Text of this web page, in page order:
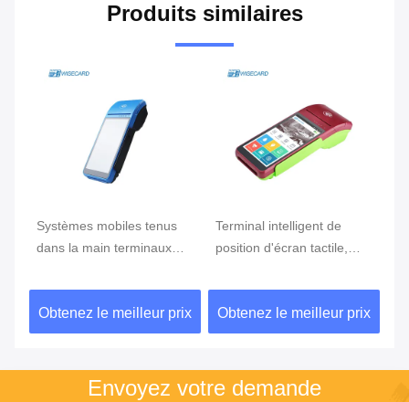
Produits similaires
Systèmes mobiles tenus
dans la main terminaux
position du BORD GPRS
5800mAh de position de
NFC de FBI
Obtenez le meilleur prix
Terminal intelligent de
position d'écran tactile,
lecteur d'empreintes
digitales
Obtenez le meilleur prix
Envoyez votre demande